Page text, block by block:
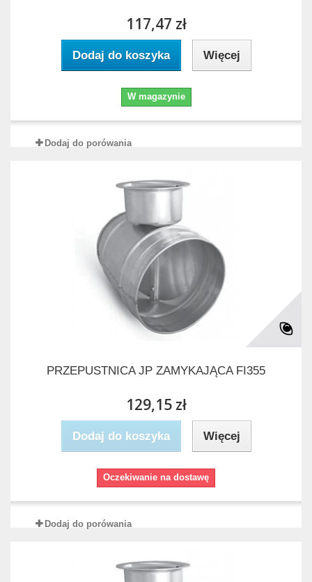
117,47 zł
Dodaj do koszyka Więcej
W magazynie
Dodaj do porówania
PRZEPUSTNICA JP ZAMYKAJĄCA FI355
129,15 zł
Dodaj do koszyka Więcej
Oczekiwanie na dostawę
Dodaj do porówania